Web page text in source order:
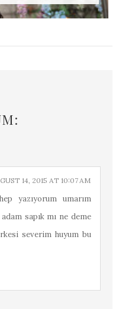
14, 2015 AT 10:07 AM
yazıyorum umarım
sapık mı ne deme
severim huyum bu